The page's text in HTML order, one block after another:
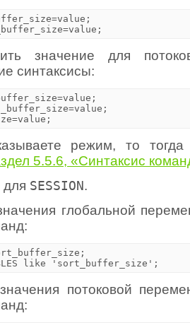
значение для
синтаксисы:
режим, то тогда
5.5.6, «Синтаксис
SESSION.
глобальной
потоковой